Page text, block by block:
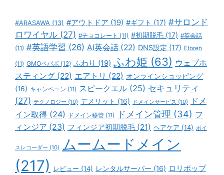
#ARASAWA (13) #アウトドア (19) #ギフト (17) #サロンド
ロワイヤル (27) #チョコレート (11) #初期脱毛 (17) #英会話
(11) #英語学習 (26) AI英会話 (22) DNS設定 (17) Etoren
(11) GMOペパボ (12) ふわり (19) ふわ姫 (63) ウェブホ
スティング (22) エアトリ (22) オンラインショッピング
(16) キャンペーン (11) スピークエル (25) セキュリティ
(27) テクノロジー (10) デメリット (16) ドメインサービス (10)
ドメ
イン取得 (24) ドメイン移管 (11) ドメイン管理 (34) フ
ィンジア (23) フィンジア初期脱毛 (21) ヘアケア (14) ボイ
スレコーダー (10) ムームードメイン
(217)
レビュー (14) レンタルサーバー (16) ロリポップ